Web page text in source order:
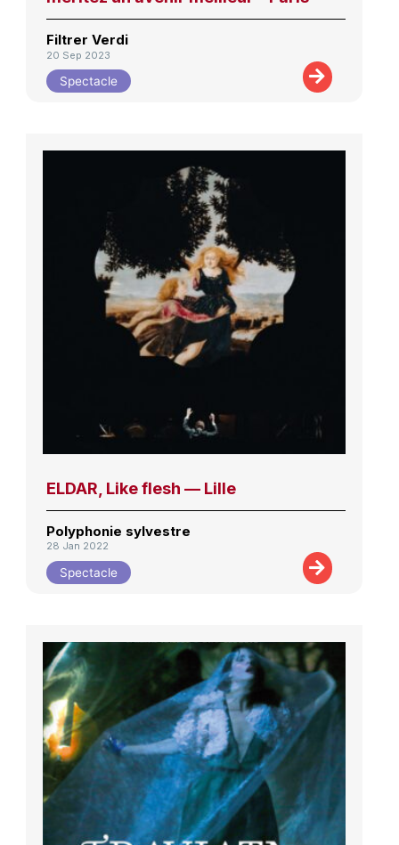
Filtrer Verdi
20 Sep 2023
Spectacle
ELDAR, Like flesh — Lille
Polyphonie sylvestre
28 Jan 2022
Spectacle